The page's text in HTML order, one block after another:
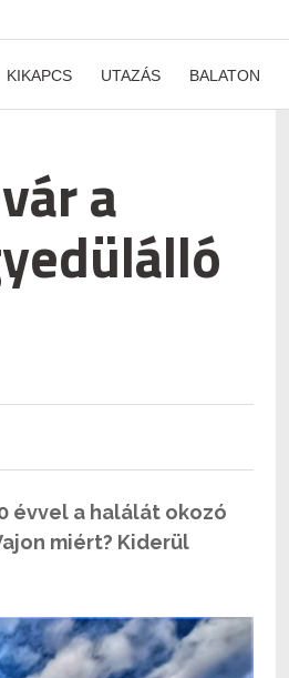
KIKAPCS UTAZÁS BALATON
a
évvel a halálát okozó
miért? Kiderül